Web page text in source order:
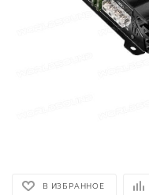
В ИЗБРАННОЕ